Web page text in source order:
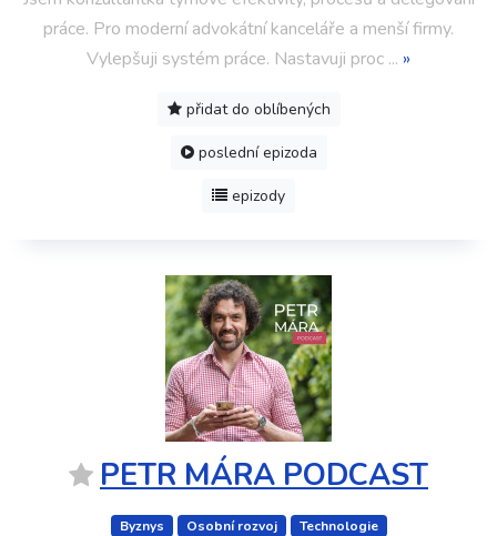
práce. Pro moderní advokátní kanceláře a menší firmy.
Vylepšuji systém práce. Nastavuji proc ... »
přidat do oblíbených
poslední epizoda
epizody
PETR MÁRA PODCAST
Byznys Osobní rozvoj Technologie